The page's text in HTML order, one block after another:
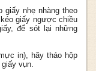
giấy nhẹ nhàng theo
giấy ngược chiều
để sót lại những
in), hãy tháo hộp
vụn.